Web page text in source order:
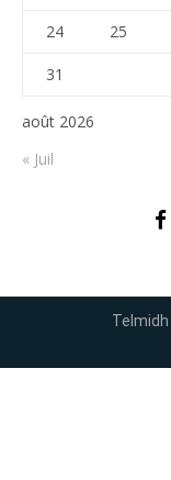
août 2026
24 25
31
« Juil
Telmidh